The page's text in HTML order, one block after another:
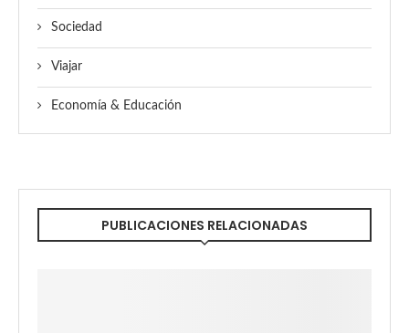
Sociedad
Viajar
Economía & Educación
PUBLICACIONES RELACIONADAS